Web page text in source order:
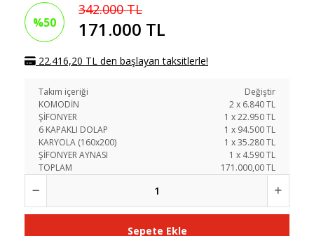
%50
342.000 TL
171.000 TL
22.416,20 TL den başlayan taksitlerle!
Takım içeriği
Değiştir
KOMODİN
2x 6.840TL
ŞİFONYER
1 x22.950TL
6 KAPAKLI DOLAP
1 x 94.500TL
KARYOLA (160x200)
1 x35.280TL
ŞİFONYER AYNASI
1 x 4.590TL
TOPLAM
171.000,00 TL
Sepete Ekle